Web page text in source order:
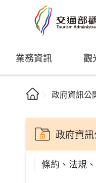
業務資訊 觀
政府資訊公
政府資
條約、法規